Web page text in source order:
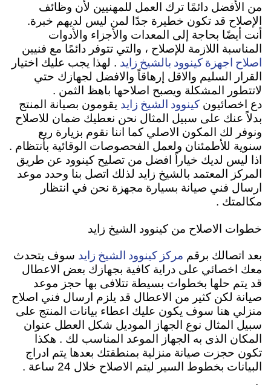
من الأفضل دائمًا ترك العمل للمهنيين لأن وظائف
الإصلاح قد تكون خطيرة جدًا لمن ليس لديهم خبرة.
أنت أيضًا بحاجة إلى المعدات والأجزاء والأدوات
المناسبة اللازمة للإصلاح ، والتي تتوفر دائمًا مع فنيين
اصلاح اجهزة كينوود بالشيخ زايد . لهذا يجب عليك اختيار
القرار السليم والاقل إرهاقاً والافضل لجهازك حتي
لاتتطور المشكلة ويصبح اصلاحها باهظ الثمن .
دع اخصائيون كينوود الشيخ زايد يقومون بصيانة المنتج
بدلاً عنك على سبيل المثال نحن نعطيك ضمان للاصلاح
ونوفر لك المكون الاصلي كما اننا نقوم بزيارة ربع
سنوية للأطمئنان ولعمل الفحصوصات الوقائية بأنتظام .
اذا ليس لديك خياراً افضل من تصليح كينوود عن طريق
المركز المعتمد بالشيخ زايد لذلك اتصل بنا وحدد موعد
ارسال فني صيانة بسيارة مجهزة نحن في انتظار
مكالمتك .
خطوات الاصلاح من كينوود الشيخ زايد
بعد اتصالك برقم مركز كينوود الشيخ زايد سوف يتحدث
معك اخصائي على دراية كافية بجهازك بعض الاعطال
قد يتم حلها بخطوات بسيطة تتلافى بها حجز موعد
صيانة لكن كثير من الاعطال قد يلزم ارسال فني اصلاح
منزلي هنا سوف يكون عليك اعطاء بيانات المنتج على
سبيل المثال نوع الجهاز الموديل شكل العطل عنوان
المكان الذى به الجهاز الموعد المناسب لك . هكذا
تكون حجزت صيانة منزلية بمنطقتك بعدها يتم ادراج
البيانات بخطوط السير ليتم الاصلاح خلال 24 ساعة .